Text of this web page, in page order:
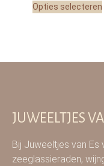
Opties selecteren
JUWEELTJES
Bij Juweeltjes van Es
zeeglassieraden,